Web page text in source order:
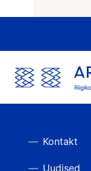
Kontakt
Uudised